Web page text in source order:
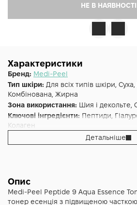
НЕ В НАЯВНОСТІ
Характеристики
Бренд: Medi-Peel
Тип шкіри: Для всіх типів шкіри,
Комбінована, Жирна
Зона використання: Шия і декольте,
Ключові інгредієнти: Пептиди,
Колаген
Антивіковий,
Додаткові властивості:Cruelty-free
Лінійка:
Альтернативна назва:Зволожуючий
обличчя з комплексом пептидів
Детальніше
Опис
Medi-Peel Peptide 9 Aqua Essence
тонер есенція з підвищеною